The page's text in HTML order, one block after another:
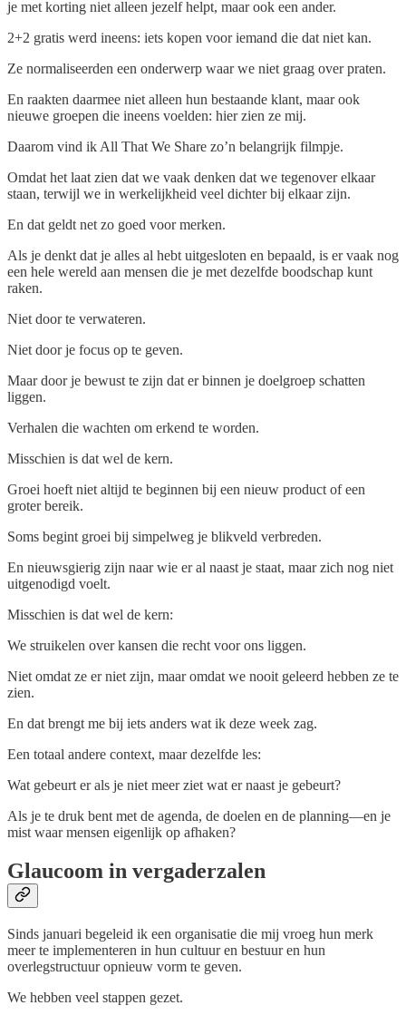
je met korting niet alleen jezelf helpt, maar ook een ander.
2+2 gratis werd ineens: iets kopen voor iemand die dat niet kan.
Ze normaliseerden een onderwerp waar we niet graag over praten.
En raakten daarmee niet alleen hun bestaande klant, maar ook
nieuwe groepen die ineens voelden: hier zien ze mij.
Daarom vind ik All That We Share zo’n belangrijk filmpje.
Omdat het laat zien dat we vaak denken dat we tegenover elkaar
staan, terwijl we in werkelijkheid veel dichter bij elkaar zijn.
En dat geldt net zo goed voor merken.
Als je denkt dat je alles al hebt uitgesloten en bepaald, is er vaak nog
een hele wereld aan mensen die je met dezelfde boodschap kunt
raken.
Niet door te verwateren.
Niet door je focus op te geven.
Maar door je bewust te zijn dat er binnen je doelgroep schatten
liggen.
Verhalen die wachten om erkend te worden.
Misschien is dat wel de kern.
Groei hoeft niet altijd te beginnen bij een nieuw product of een
groter bereik.
Soms begint groei bij simpelweg je blikveld verbreden.
En nieuwsgierig zijn naar wie er al naast je staat, maar zich nog niet
uitgenodigd voelt.
Misschien is dat wel de kern:
We struikelen over kansen die recht voor ons liggen.
Niet omdat ze er niet zijn, maar omdat we nooit geleerd hebben ze te
zien.
En dat brengt me bij iets anders wat ik deze week zag.
Een totaal andere context, maar dezelfde les:
Wat gebeurt er als je niet meer ziet wat er naast je gebeurt?
Als je te druk bent met de agenda, de doelen en de planning—en je
mist waar mensen eigenlijk op afhaken?
Glaucoom in vergaderzalen
Sinds januari begeleid ik een organisatie die mij vroeg hun merk
meer te implementeren in hun cultuur en bestuur en hun
overlegstructuur opnieuw vorm te geven.
We hebben veel stappen gezet.